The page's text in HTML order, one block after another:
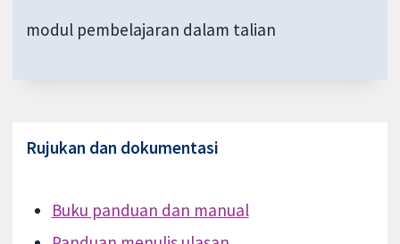
modul pembelajaran dalam talian
Rujukan dan dokumentasi
Buku panduan dan manual